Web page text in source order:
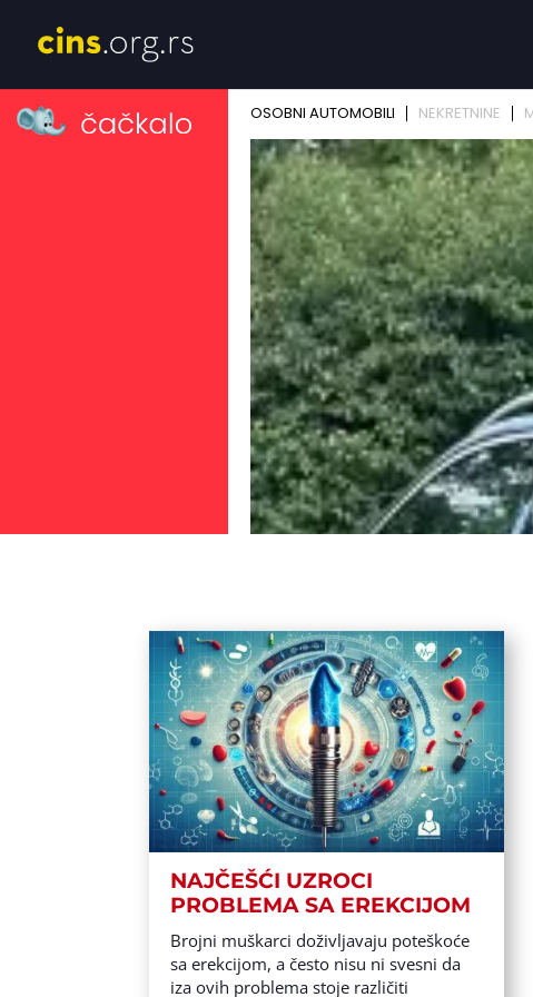
NAJČEŠĆI UZROCI
PROBLEMA SA EREKCIJOM
Brojni muškarci doživljavaju poteškoće
sa erekcijom, a često nisu ni svesni da
iza ovih problema stoje različiti